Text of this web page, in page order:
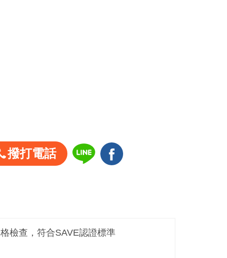
撥打電話
檢查，符合SAVE認證標準